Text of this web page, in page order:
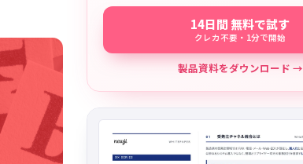
14日間 無料で試す
クレカ不要・1分で開始
製品資料をダウンロード →